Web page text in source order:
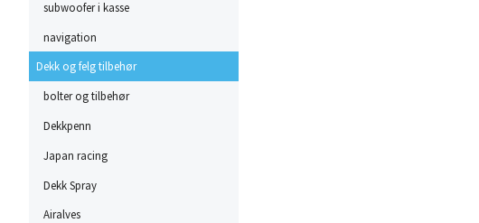
subwoofer i kasse
navigation
Dekk og felg tilbehør
bolter og tilbehør
Dekkpenn
Japan racing
Dekk Spray
Airalves